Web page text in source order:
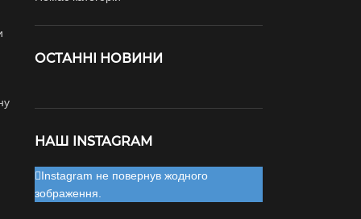
ОСТАННІ НОВИНИ
НАШ INSTAGRAM
Instagram не повернув жодного
зображення.